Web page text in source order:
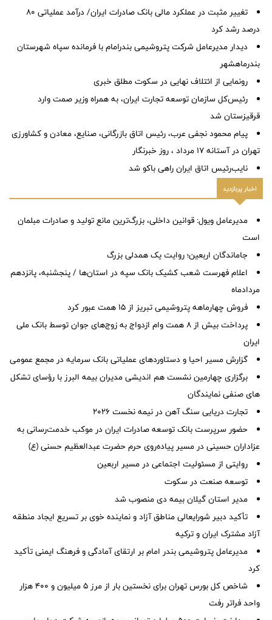
تغییر مثبت در عملکرد مالی بانک صادرات ایران/ درآمد عملیاتی 80
درصد رشد کرد
دیدار مدیرعامل شرکت پتروشیمی بندرامام با فرمانده سپاه شهرستان
بندرماهشهر
رونمایی از ائتلاف‌ نهایی در سکوت مطلق خبری
رئیس‌کل سازمان توسعه تجارت ایران، به همراه وزیر صمت وارد
قرقیزستان شد
پیام محمود نجفی عرب، رئیس اتاق بازرگانی، صنایع، معادن و کشاورزی
تهران در آستانه 17 مرداد ، روز خبرنگار
نایب‌رئیس اتاق ایران راهی باکو شد
اخبار پربازدید
مدیرعامل ویول: قوانین داخلی، بزرگ‌ترین مانع تولید و صادرات مبلمان
است
جاماندگان اربعین؛ روایت یک همدلی بزرگ
اعلام فهرست شعب کشیک بانک سپه در استان‌ها / پنجشنبه، پانزدهم
مردادماه
فروش چهارماهه پتروشیمی تبریز از ۱۵ همت عبور کرد
پرداخت بیش از ۸ همت وام ازدواج به زوج‌های جوان توسط بانک ملی
ایران
گزارش مسیر احیا و دستاوردهای عملیاتی بانک سرمایه در مجمع عمومی
برگزاری چهارمین نشست هم اندیشی مدیران بیمه البرز با رؤسای تشکل
های صنفی نمایندگان
تجارت دریایی سنگ آهن در نیمه نخست ۲۰۲۶
حضور سرپرست بانک توسعه صادرات ایران در موکب خدمت‌رسانی به
عزاداران حسینی در مسیر پیاده‌روی حرم حضرت عبدالعظیم حسنی (ع)
روایتی از مسئولیت اجتماعی در مسیر اربعین
توسعه صنعت در سکوت
مدیر استان گیلان بیمه دی منصوب شد
تأکید دبیر شورایعالی مناطق آزاد و نماینده خوی بر تسریع ایجاد منطقه
آزاد مشترک ایران و ترکیه
مدیرعامل پتروشیمی بندر امام بر ارتقای آمادگی و فرهنگ ایمنی تأکید
کرد
شاخص کل بورس تهران برای نخستین بار از مرز ۵ میلیون و ۴۰۰ هزار
واحد فراتر رفت